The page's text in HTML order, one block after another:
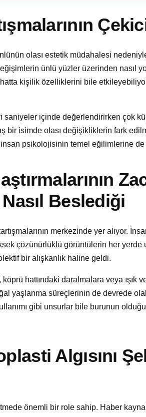
olası estetik müdahalesi
ünlü yüzler üzerinden nasıl
kişilik özelliklerini bile
saniyeler içinde değerlendirirken çok
bir isimde olası değişikliklerin fark
psikolojisinin temel eğilimlerine de
Beslediği
merkezinde yer alıyor.
çözünürlüklü görüntülerin her yerde
bir alışkanlık haline geldi.
hattındaki daralmalara veya ışık
yaşlanma süreçlerinin de devrede
gibi unsurlar bile burunun
Algısını
önemli bir role sahip. Haber